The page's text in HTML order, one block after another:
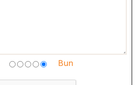
Bun